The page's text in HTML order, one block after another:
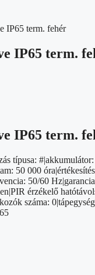
IP65 term. fehér
IP65 term.
IP65 term.
típusa:
50 000
50/60
érzékelő
száma: